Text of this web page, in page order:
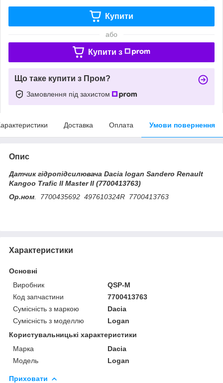
Купити
або
Купити з
Що таке купити з Пром?
Замовлення під захистом
Доставка Оплата Умови повернення
Опис
Датчик гідропідсилювача Dacia logan Sandero Renault
Kangoo Trafic II Master II (7700413763)
Ор.ном . 7700435692 497610324R 7700413763
Характеристики
Основні
Виробник
QSP-M
Код запчастини
7700413763
Сумісність з маркою
Dacia
Сумісність з моделлю
Logan
Користувальницькі характеристики
Марка
Dacia
Модель
Logan
Приховати